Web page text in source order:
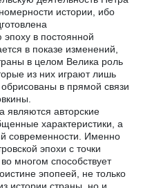
истории, ибо
в постоянной
в показе изменений,
в целом Велика роль
из них играют лишь
в прямой связи
являются авторские
характеристики, а
современности. Именно
эпохи с точки
многом способствует
эпопеей, не только
истории страны, но и